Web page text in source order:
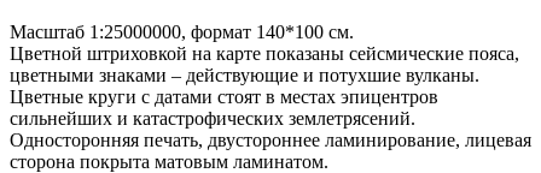
Масштаб 1:25000000, формат 140*100 см.
Цветной штриховкой на карте показаны сейсмические пояса,
цветными знаками – действующие и потухшие вулканы.
Цветные круги с датами стоят в местах эпицентров
сильнейших и катастрофических землетрясений.
Односторонняя печать, двустороннее ламинирование, лицевая
сторона покрыта матовым ламинатом.